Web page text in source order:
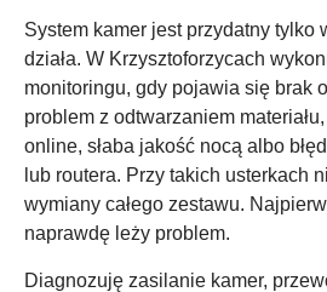
System kamer jest przydatny tylko
działa. W Krzysztoforzycach
monitoringu, gdy pojawia się brak
problem z odtwarzaniem
online, słaba jakość nocą albo
lub routera. Przy takich usterkach
wymiany całego zestawu.
naprawdę leży problem.
Diagnozuję zasilanie kamer,